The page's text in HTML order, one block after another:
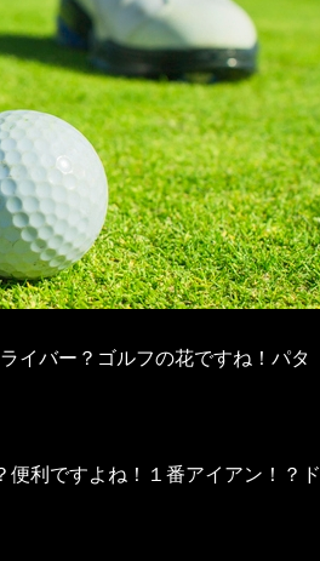
イバー？ゴルフの花ですね！パタ
利ですよね！１番アイアン！？ド